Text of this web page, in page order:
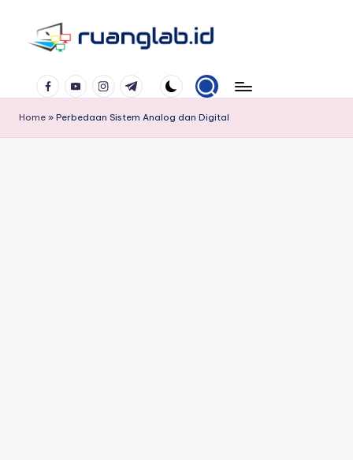
Klik
Banyak
Manfaat
FacebookYouTubeInstagramTelegram
Home » Perbedaan Sistem Analog dan Digital